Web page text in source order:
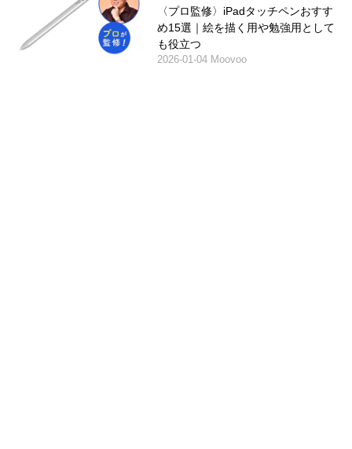
〈プロ監修〉iPadタッチペンおすす
め15選｜絵を描く用や勉強用として
も役立つ
2026-01-04 Moovoo